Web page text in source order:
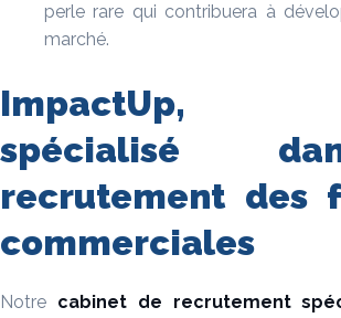
perle rare qui contribuera à
marché.
ImpactUp,
spécialisé
recrutement des
commerciales
Notre cabinet de recrutement